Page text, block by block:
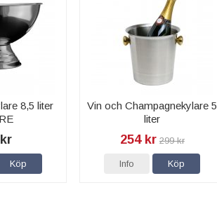
8,5 liter
Köp
Vin och Champagnekylare 5
liter
254 kr 299 kr
Info Köp